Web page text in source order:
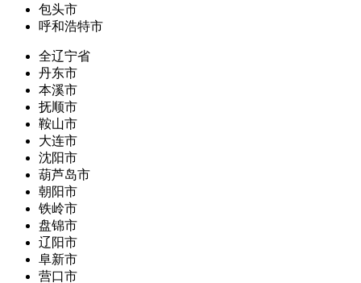
包头市
呼和浩特市
全辽宁省
丹东市
本溪市
抚顺市
鞍山市
大连市
沈阳市
葫芦岛市
朝阳市
铁岭市
盘锦市
辽阳市
阜新市
营口市